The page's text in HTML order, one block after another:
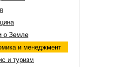
о Земле
и менеджмент
и туризм